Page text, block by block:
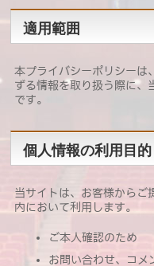
適用範囲
本プライバシーポリシーは
ずる情報を取り扱う際に、
です。
個人情報の利用目的
当サイトは、お客様からご
内において利用します。
ご本人確認のため
お問い合わせ、コメ